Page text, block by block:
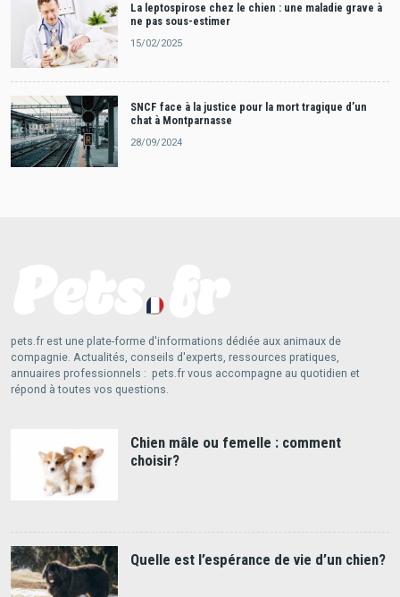
La leptospirose chez le chien : une maladie grave à
ne pas sous-estimer
15/02/2025
SNCF face à la justice pour la mort tragique d’un
chat à Montparnasse
28/09/2024
pets.fr est une plate-forme d'informations dédiée aux animaux de
compagnie. Actualités, conseils d'experts, ressources pratiques,
annuaires professionnels : pets.fr vous accompagne au quotidien et
répond à toutes vos questions.
Chien mâle ou femelle : comment
choisir?
Quelle est l’espérance de vie d’un chien?